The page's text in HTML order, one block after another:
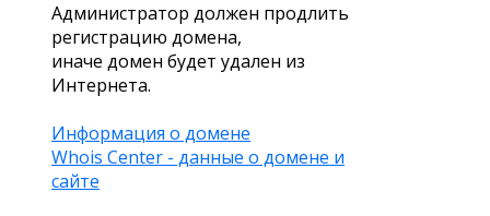
Администратор должен продлить
регистрацию домена,
иначе домен будет удален из
Интернета.
Информация о домене
Whois Center - данные о домене и
сайте